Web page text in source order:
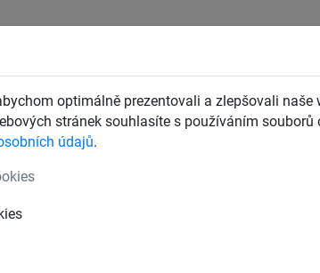
optimálně prezentovali a zlepšovali naše
stránek souhlasíte s používáním
údajů.
ZÁCHYTNÉ BEZPEČNOSTNÍ SÍTĚ DĚTSKÁ
hexagonální oka